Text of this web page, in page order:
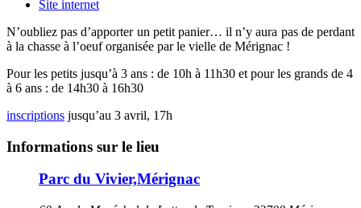
Site internet
N’oubliez pas d’apporter un petit panier… il n’y aura pas de perdant
à la chasse à l’oeuf organisée par le vielle de Mérignac !
Pour les petits jusqu’à 3 ans : de 10h à 11h30 et pour les grands de 4
à 6 ans : de 14h30 à 16h30
inscriptions jusqu’au 3 avril, 17h
Informations sur le lieu
Parc du Vivier,Mérignac